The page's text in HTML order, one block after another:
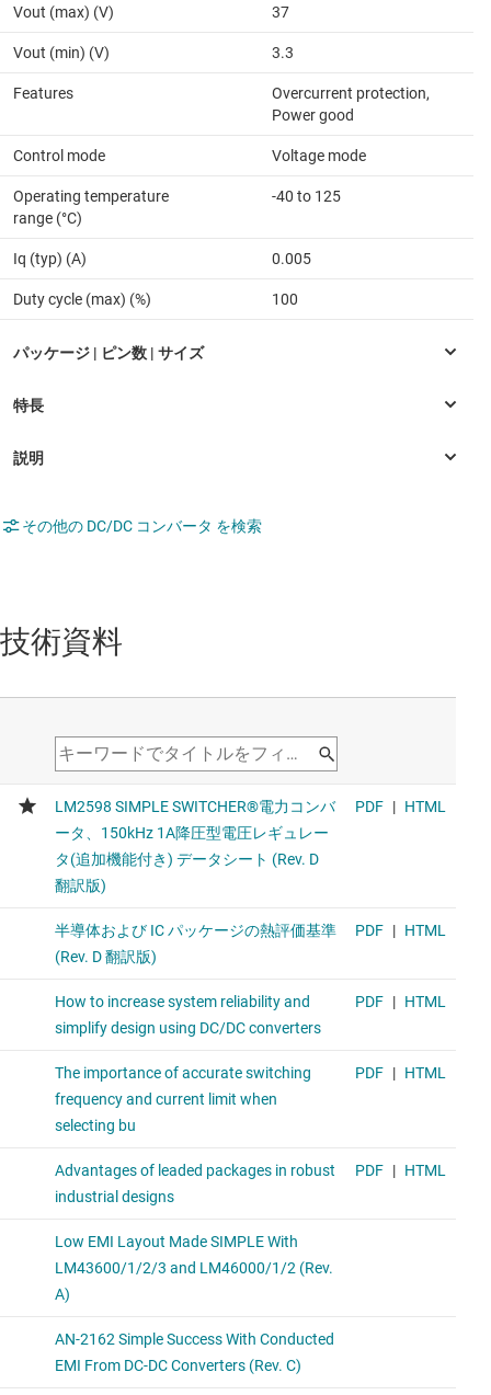
Vout (max) (V) 37
Vout (min) (V) 3.3
Features
Overcurrent protection,
Power good
Control mode Voltage mode
Operating temperature
range (°C)
-40 to 125
Iq (typ) (A) 0.005
Duty cycle (max) (%) 100
その他の DC/DC コンバータ を検索
技術資料